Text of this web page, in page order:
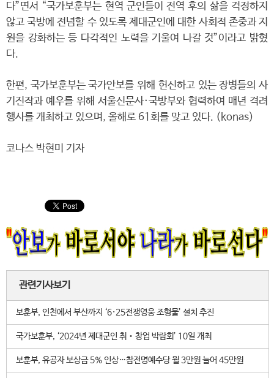
다”면서 “국가보훈부는 현역 군인들이 전역 후의 삶을 걱정하지
않고 국방에 전념할 수 있도록 제대군인에 대한 사회적 존중과 지
원을 강화하는 등 다각적인 노력을 기울여 나갈 것”이라고 밝혔
다.
한편, 국가보훈부는 국가안보를 위해 헌신하고 있는 장병들의 사
기진작과 예우를 위해 서울신문사·국방부와 협력하여 매년 격려
행사를 개최하고 있으며, 올해로 61회를 맞고 있다. (konas)
코나스 박현미 기자
관련기사보기
보훈부, 인천에서 부산까지 ‘6·25전쟁영웅 조형물’ 설치 추진
국가보훈부, ‘2024년 제대군인 취‧창업 박람회’ 10일 개최
보훈부, 유공자 보상금 5％ 인상…참전명예수당 월 3만원 늘어 45만원